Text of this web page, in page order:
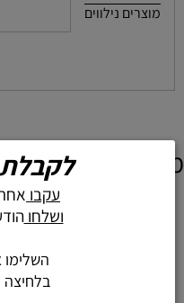
מוצרים נילווים
מוצרים דומיםלקבלת
עקבו
ושלחו
השלימו את 2
בלחיצה